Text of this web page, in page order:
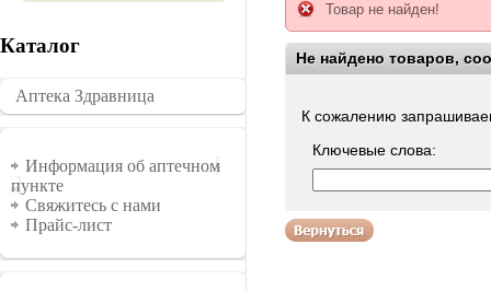
Каталог
�������
Аптека Здравница
Информация
Информация об аптечном
пункте
Свяжитесь с нами
Прайс-лист
Товар не найден!
Не найдено товаров,
К сожалению
Ключевые слова: